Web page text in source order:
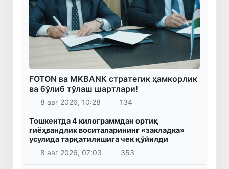
FOTON ва MKBANK стратегик ҳамкорлик
ва бўлиб тўлаш шартлари!
8 авг 2026, 10:28 134
Тошкентда 4 килограммдан ортиқ
гиёҳвандлик воситаларининг «закладка»
усулида тарқатилишига чек қўйилди
8 авг 2026, 07:03
353